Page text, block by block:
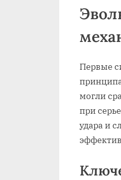
Первые
могли
при
удара и